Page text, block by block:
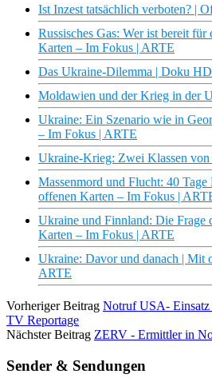
Ist Inzest tatsächlich verboten? |
Russisches Gas: Wer ist bereit
Karten – Im Fokus | ARTE
Das Ukraine-Dilemma | Doku
Moldawien und der Krieg in der
Ukraine: Ein Szenario wie in
– Im Fokus | ARTE
Ukraine-Krieg: Zwei Klassen
Massenmord und Flucht: 40
offenen Karten – Im Fokus |
Ukraine und Finnland: Die Frage
Karten – Im Fokus | ARTE
Ukraine: Davor und danach | Mit
ARTE
Vorheriger Beitrag Notruf USA- Einsatz
TV Reportage
Nächster Beitrag ZERV - Ermittler in
Sender & Sendungen